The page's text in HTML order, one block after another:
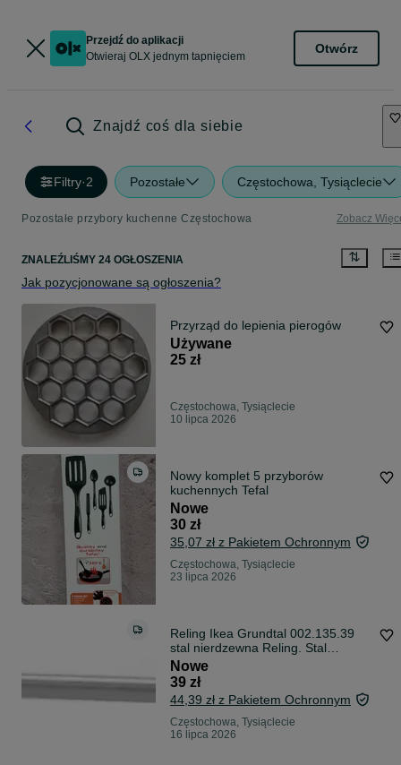
Przejdź do aplikacji
Otwieraj OLX jednym tapnięciem
Otwórz
Znajdź coś dla siebie
Filtry·2 Pozostałe Częstochowa, Tysiąclecie
Pozostałe przybory kuchenne Częstochowa Zobacz
ZNALEŹLIŚMY 24 OGŁOSZENIA
Jak pozycjonowane są ogłoszenia?
Przyrząd do lepienia pierogów
Używane
25 zł
Częstochowa, Tysiąclecie
10 lipca 2026
Nowy komplet 5 przyborów
kuchennych Tefal
Nowe
30 zł
35,07 zł z Pakietem Ochronnym
Częstochowa, Tysiąclecie
23 lipca 2026
Reling Ikea Grundtal 002.135.39
stal nierdzewna Reling. Stal
nierdzew
Nowe
39 zł
44,39 zł z Pakietem Ochronnym
Częstochowa, Tysiąclecie
16 lipca 2026